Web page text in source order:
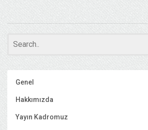
Genel
Hakkımızda
Yayın Kadromuz